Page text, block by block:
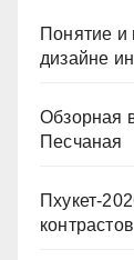
Понятие и
дизайне
Обзорная
Песчаная
Пхукет-
контрастов